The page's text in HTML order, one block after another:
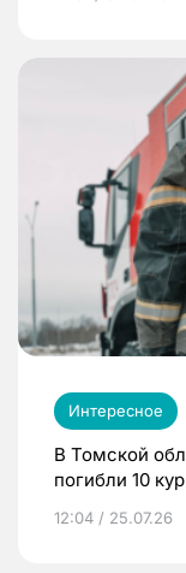
Интересное
В Томской
погибли 10
12:04 / 25.07.26